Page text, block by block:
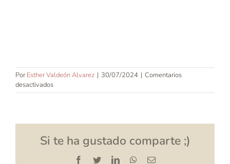
PorEsther Valdeón Alvarez | 30/07/2024 | Comentarios
desactivadosen
El
Si te ha gustado comparte ;)
Facebook
TwitterLinkedInWhatsApp
Correo